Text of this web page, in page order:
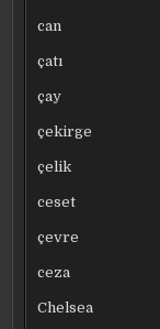
can
çatı
çay
çekirge
çelik
ceset
çevre
ceza
Chelsea